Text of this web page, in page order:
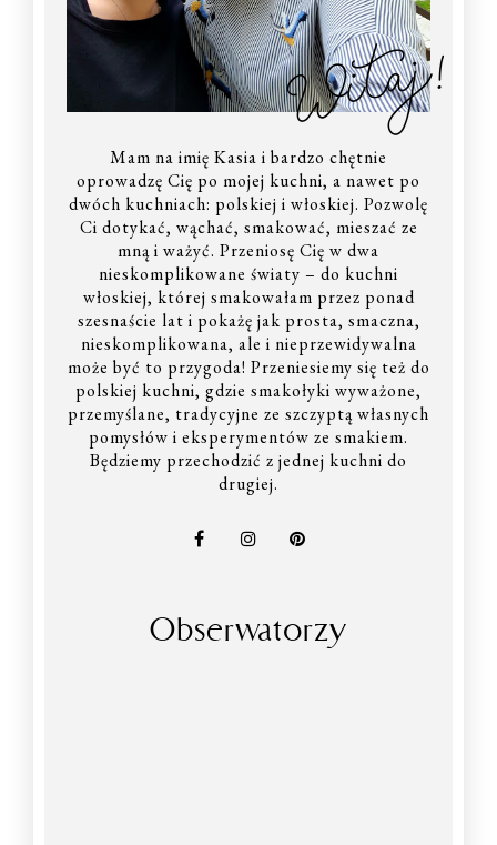
Witaj!
Mam na imię Kasia i bardzo chętnie
oprowadzę Cię po mojej kuchni, a nawet po
dwóch kuchniach: polskiej i włoskiej. Pozwolę
Ci dotykać, wąchać, smakować, mieszać ze
mną i ważyć. Przeniosę Cię w dwa
nieskomplikowane światy – do kuchni
włoskiej, której smakowałam przez ponad
szesnaście lat i pokażę jak prosta, smaczna,
nieskomplikowana, ale i nieprzewidywalna
może być to przygoda! Przeniesiemy się też do
polskiej kuchni, gdzie smakołyki wyważone,
przemyślane, tradycyjne ze szczyptą własnych
pomysłów i eksperymentów ze smakiem.
Będziemy przechodzić z jednej kuchni do
drugiej.
Obserwatorzy